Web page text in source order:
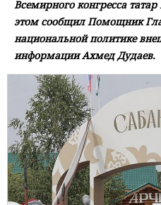
Всемирного конгресса
этом сообщил Помощник
национальной политике
информации Ахмед Дудаев.